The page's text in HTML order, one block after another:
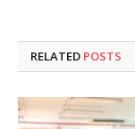
RELATED POSTS